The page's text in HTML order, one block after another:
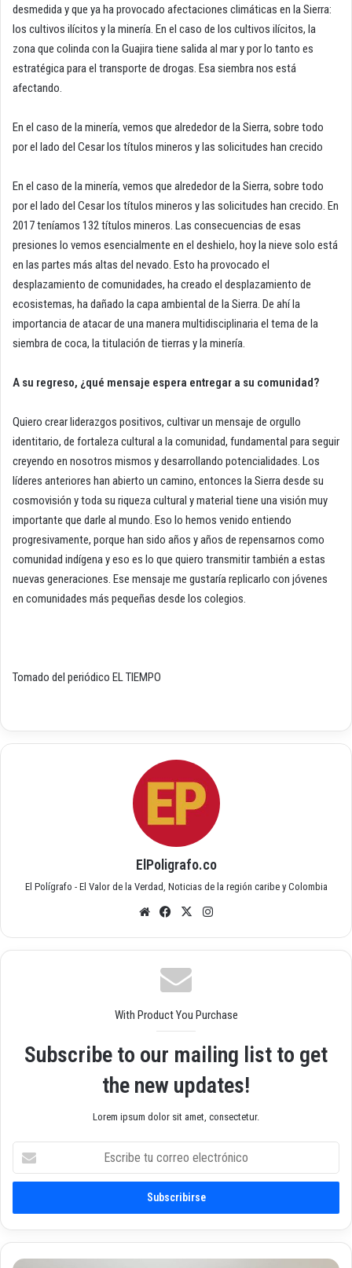
desmedida y que ya ha provocado afectaciones climáticas en la Sierra:
los cultivos ilícitos y la minería. En el caso de los cultivos ilícitos, la
zona que colinda con la Guajira tiene salida al mar y por lo tanto es
estratégica para el transporte de drogas. Esa siembra nos está
afectando.
En el caso de la minería, vemos que alrededor de la Sierra, sobre todo
por el lado del Cesar los títulos mineros y las solicitudes han crecido
En el caso de la minería, vemos que alrededor de la Sierra, sobre todo
por el lado del Cesar los títulos mineros y las solicitudes han crecido. En
2017 teníamos 132 títulos mineros. Las consecuencias de esas
presiones lo vemos esencialmente en el deshielo, hoy la nieve solo está
en las partes más altas del nevado. Esto ha provocado el
desplazamiento de comunidades, ha creado el desplazamiento de
ecosistemas, ha dañado la capa ambiental de la Sierra. De ahí la
importancia de atacar de una manera multidisciplinaria el tema de la
siembra de coca, la titulación de tierras y la minería.
A su regreso, ¿qué mensaje espera entregar a su comunidad?
Quiero crear liderazgos positivos, cultivar un mensaje de orgullo
identitario, de fortaleza cultural a la comunidad, fundamental para seguir
creyendo en nosotros mismos y desarrollando potencialidades. Los
líderes anteriores han abierto un camino, entonces la Sierra desde su
cosmovisión y toda su riqueza cultural y material tiene una visión muy
importante que darle al mundo. Eso lo hemos venido entiendo
progresivamente, porque han sido años y años de repensarnos como
comunidad indígena y eso es lo que quiero transmitir también a estas
nuevas generaciones. Ese mensaje me gustaría replicarlo con jóvenes
en comunidades más pequeñas desde los colegios.
Tomado del periódico EL TIEMPO
ElPoligrafo.co
El Polígrafo - El Valor de la Verdad, Noticias de la región caribe y Colombia
Siti
we
b
Fac
ok
X
am
With Product You Purchase
Subscribe to our mailing list to get
the new updates!
Lorem ipsum dolor sit amet, consectetur.
c
i
b
t